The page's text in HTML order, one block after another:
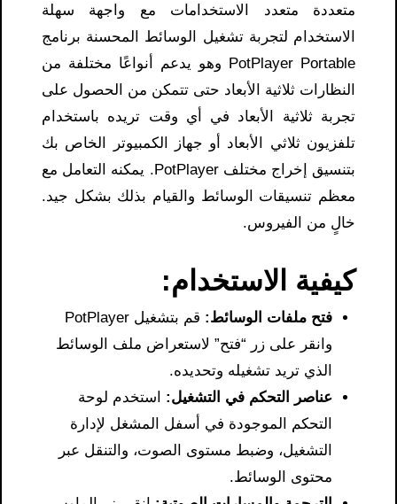
متعددة متعدد الاستخدامات مع واجهة سهلة
الاستخدام لتجربة تشغيل الوسائط المحسنة برنامج
PotPlayer Portable وهو يدعم أنواعًا مختلفة من
النظارات ثلاثية الأبعاد حتى تتمكن من الحصول على
تجربة ثلاثية الأبعاد في أي وقت تريده باستخدام
تلفزيون ثلاثي الأبعاد أو جهاز الكمبيوتر الخاص بك
بتنسيق إخراج مختلف PotPlayer. يمكنه التعامل مع
معظم تنسيقات الوسائط والقيام بذلك بشكل جيد.
خالٍ من الفيروس.
كيفية الاستخدام:
فتح ملفات الوسائط:
قم بتشغيل PotPlayer
وانقر على زر “فتح” لاستعراض ملف الوسائط
الذي تريد تشغيله وتحديده.
عناصر التحكم في التشغيل: استخدم لوحة
التحكم الموجودة في أسفل المشغل لإدارة
التشغيل، وضبط مستوى الصوت، والتنقل عبر
محتوى الوسائط.